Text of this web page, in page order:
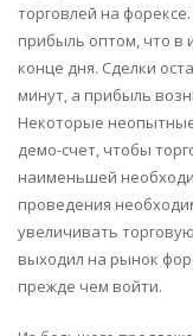
торговлей на
прибыль оптом, что в
конце дня. Сделки
минут, а прибыль
Некоторые
демо-счет, чтобы
наименьшей
проведения
увеличивать
выходил на рынок
прежде чем войти.